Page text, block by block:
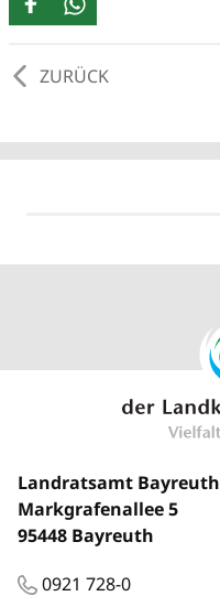
ZURÜCK
Landratsamt Bayreuth
Markgrafenallee 5
95448 Bayreuth
0921 728-0